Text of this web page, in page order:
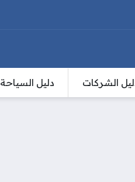
الشركات دليل السياحة